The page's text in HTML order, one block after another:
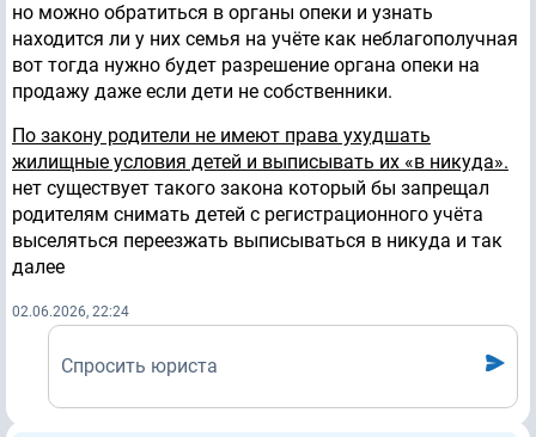
но можно обратиться в органы опеки и узнать
находится ли у них семья на учёте как неблагополучная
вот тогда нужно будет разрешение органа опеки на
продажу даже если дети не собственники.
По закону родители не имеют права ухудшать
жилищные условия детей и выписывать их «в никуда».
нет существует такого закона который бы запрещал
родителям снимать детей с регистрационного учёта
выселяться переезжать выписываться в никуда и так
далее
02.06.2026, 22:24
Спросить юриста